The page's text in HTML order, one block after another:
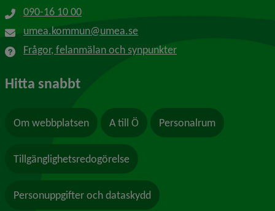
090-16 10 00
umea.kommun@umea.se
Frågor, felanmälan och synpunkter
Hitta snabbt
Om webbplatsen A till Ö Personalrum
Tillgänglighetsredogörelse
Personuppgifter och dataskydd